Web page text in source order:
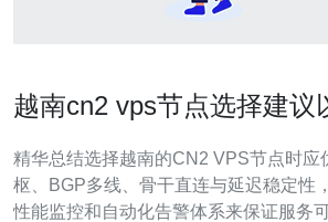
越南cn2 vps节点选择建议
精华总结选择越南的CN2 VPS节点时应
枢、BGP多线、骨干直连与延迟稳定性
性能监控和自动化告警体系来保证服务